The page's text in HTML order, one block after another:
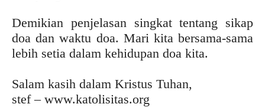
Demikian penjelasan singkat tentang sikap
doa dan waktu doa. Mari kita bersama-sama
lebih setia dalam kehidupan doa kita.
Salam kasih dalam Kristus Tuhan,
stef – www.katolisitas.org